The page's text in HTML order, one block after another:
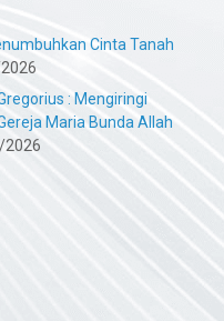
Cinta Tanah
: Mengiringi
Maria Bunda Allah